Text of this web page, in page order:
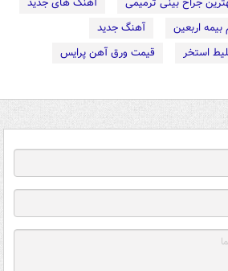
بیمه اربعین
آهنگ جدید
استخر
قیمت ورق آهن پرایس